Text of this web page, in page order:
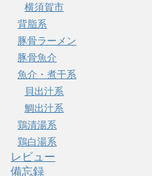
横須賀市
背脂系
豚骨ラーメン
豚骨魚介
魚介・煮干系
貝出汁系
鯛出汁系
鶏清湯系
鶏白湯系
レビュー
備忘録